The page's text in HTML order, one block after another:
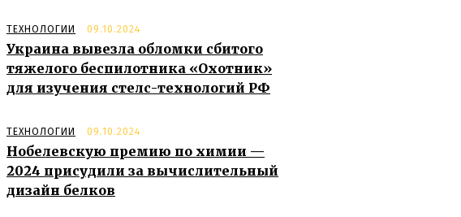
ТЕХНОЛОГИИ 09.10.2024
Украина вывезла обломки сбитого
тяжелого беспилотника «Охотник»
для изучения стелс-технологий РФ
ТЕХНОЛОГИИ 09.10.2024
Нобелевскую премию по химии —
2024 присудили за вычислительный
дизайн белков